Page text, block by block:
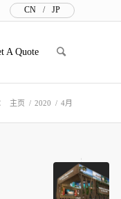
CN / JP
A Quote
主页 / 2020 / 4月